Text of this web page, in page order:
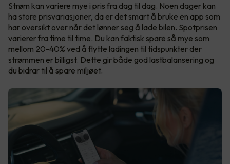
Strøm kan variere mye i pris fra dag til dag. Noen dager kan
ha store prisvariasjoner, da er det smart å bruke en app som
har oversikt over når det lønner seg å lade bilen. Spotprisen
varierer fra time til time. Du kan faktisk spare så mye som
mellom 20-40% ved å flytte ladingen til tidspunkter der
strømmen er billigst. Dette gir både god lastbalansering og
du bidrar til å spare miljøet.